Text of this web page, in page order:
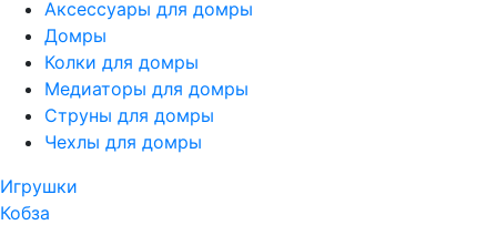
Аксессуары для домры
Домры
Колки для домры
Медиаторы для домры
Струны для домры
Чехлы для домры
Игрушки
Кобза